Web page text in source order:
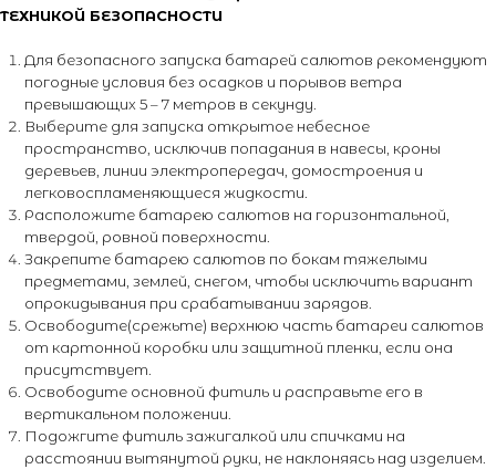
ТЕХНИКОЙ БЕЗОПАСНОСТИ
Для безопасного запуска батарей салютов рекомендуют
погодные условия без осадков и порывов ветра
превышающих 5 – 7 метров в секунду.
Выберите для запуска открытое небесное
пространство, исключив попадания в навесы, кроны
деревьев, линии электропередач, домостроения и
легковоспламеняющиеся жидкости.
Расположите батарею салютов на горизонтальной,
твердой, ровной поверхности.
Закрепите батарею салютов по бокам тяжелыми
предметами, землей, снегом, чтобы исключить вариант
опрокидывания при срабатывании зарядов.
Освободите(срежьте) верхнюю часть батареи салютов
от картонной коробки или защитной пленки, если она
присутствует.
Освободите основной фитиль и расправьте его в
вертикальном положении.
Подожгите фитиль зажигалкой или спичками на
расстоянии вытянутой руки, не наклоняясь над изделием.